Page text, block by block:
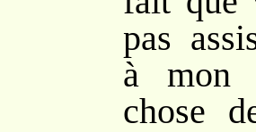
pas
à mon
chose